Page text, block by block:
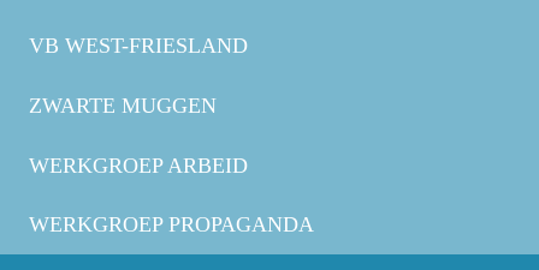
VB WEST-FRIESLAND
ZWARTE MUGGEN
WERKGROEP ARBEID
WERKGROEP PROPAGANDA